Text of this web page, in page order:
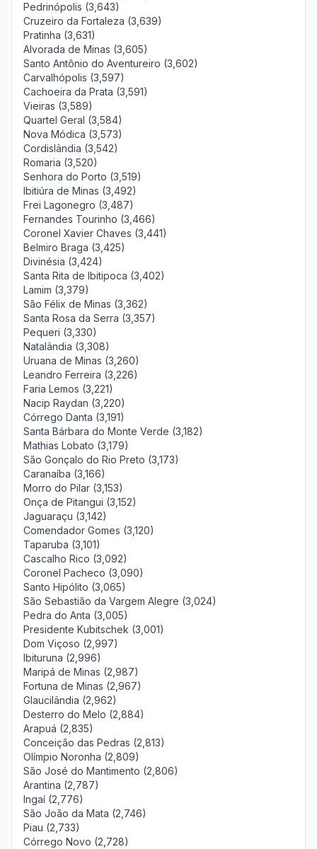
Pedrinópolis (3,643)
Cruzeiro da Fortaleza (3,639)
Pratinha (3,631)
Alvorada de Minas (3,605)
Santo Antônio do Aventureiro (3,602)
Carvalhópolis (3,597)
Cachoeira da Prata (3,591)
Vieiras (3,589)
Quartel Geral (3,584)
Nova Módica (3,573)
Cordislândia (3,542)
Romaria (3,520)
Senhora do Porto (3,519)
Ibitiúra de Minas (3,492)
Frei Lagonegro (3,487)
Fernandes Tourinho (3,466)
Coronel Xavier Chaves (3,441)
Belmiro Braga (3,425)
Divinésia (3,424)
Santa Rita de Ibitipoca (3,402)
Lamim (3,379)
São Félix de Minas (3,362)
Santa Rosa da Serra (3,357)
Pequeri (3,330)
Natalândia (3,308)
Uruana de Minas (3,260)
Leandro Ferreira (3,226)
Faria Lemos (3,221)
Nacip Raydan (3,220)
Córrego Danta (3,191)
Santa Bárbara do Monte Verde (3,182)
Mathias Lobato (3,179)
São Gonçalo do Rio Preto (3,173)
Caranaíba (3,166)
Morro do Pilar (3,153)
Onça de Pitangui (3,152)
Jaguaraçu (3,142)
Comendador Gomes (3,120)
Taparuba (3,101)
Cascalho Rico (3,092)
Coronel Pacheco (3,090)
Santo Hipólito (3,065)
São Sebastião da Vargem Alegre (3,024)
Pedra do Anta (3,005)
Presidente Kubitschek (3,001)
Dom Viçoso (2,997)
Ibituruna (2,996)
Maripá de Minas (2,987)
Fortuna de Minas (2,967)
Glaucilândia (2,962)
Desterro do Melo (2,884)
Arapuá (2,835)
Conceição das Pedras (2,813)
Olímpio Noronha (2,809)
São José do Mantimento (2,806)
Arantina (2,787)
Ingaí (2,776)
São João da Mata (2,746)
Piau (2,733)
Córrego Novo (2,728)